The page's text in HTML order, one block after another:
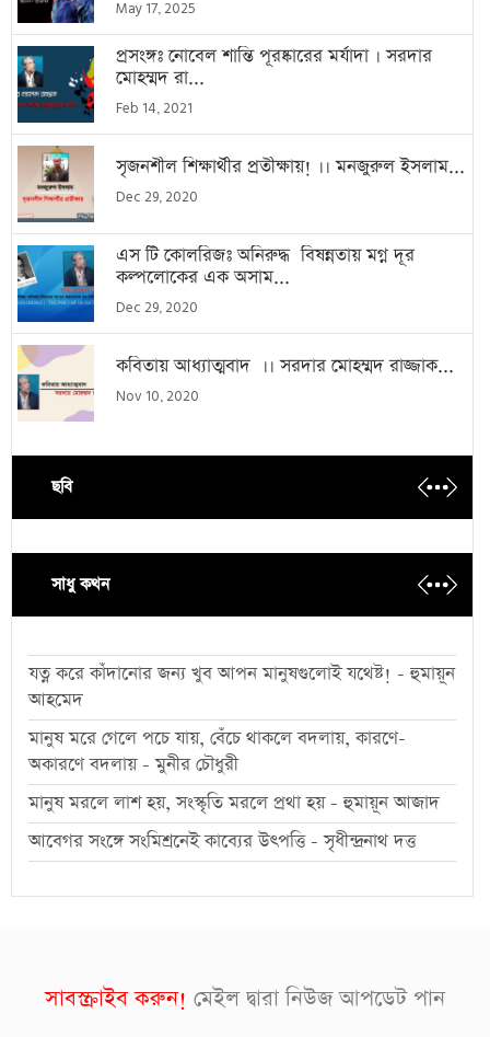
May 17, 2025
প্রসংঙ্গঃ নোবেল শান্তি পূরষ্কারের মর্যাদা । সরদার
মোহম্মদ রা...
Feb 14, 2021
সৃজনশীল শিক্ষার্থীর প্রতীক্ষায়! ।। মনজুরুল ইসলাম...
Dec 29, 2020
এস টি কোলরিজঃ অনিরুদ্ধ বিষন্নতায় মগ্ন দূর
কল্পলোকের এক অসাম...
Dec 29, 2020
কবিতায় আধ্যাত্মবাদ ।। সরদার মোহম্মদ রাজ্জাক...
Nov 10, 2020
ছবি
সাধু কথন
যত্ন করে কাঁদানোর জন্য খুব আপন মানুষগুলোই যথেষ্ট! - হুমায়ূন
আহমেদ
মানুষ মরে গেলে পচে যায়, বেঁচে থাকলে বদলায়, কারণে-
অকারণে বদলায় - মুনীর চৌধুরী
মানুষ মরলে লাশ হয়, সংস্কৃতি মরলে প্রথা হয় - হুমায়ূন আজাদ
আবেগর সংঙ্গে সংমিশ্রনেই কাব্যের উৎপত্তি - সৃধীন্দ্রনাথ দত্ত
সাবস্ক্রাইব করুন! মেইল দ্বারা নিউজ আপডেট পান